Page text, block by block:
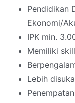
Pendidikan
Ekonomi/
IPK min.
Memiliki
Lebih